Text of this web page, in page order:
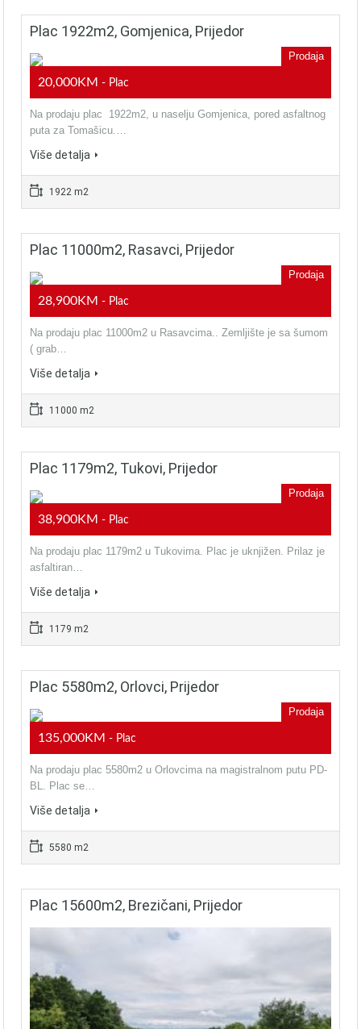
Plac 1922m2, Gomjenica, Prijedor
Prodaja
20,000KM - Plac
Na prodaju plac 1922m2, u naselju Gomjenica, pored asfaltnog
puta za Tomašicu.…
Više detalja
1922 m2
Plac 11000m2, Rasavci, Prijedor
Prodaja
28,900KM - Plac
Na prodaju plac 11000m2 u Rasavcima.. Zemljište je sa šumom
( grab…
Više detalja
11000 m2
Plac 1179m2, Tukovi, Prijedor
Prodaja
38,900KM - Plac
Na prodaju plac 1179m2 u Tukovima. Plac je uknjižen. Prilaz je
asfaltiran…
Više detalja
1179 m2
Plac 5580m2, Orlovci, Prijedor
Prodaja
135,000KM - Plac
Na prodaju plac 5580m2 u Orlovcima na magistralnom putu PD-
BL. Plac se…
Više detalja
5580 m2
Plac 15600m2, Brezičani, Prijedor